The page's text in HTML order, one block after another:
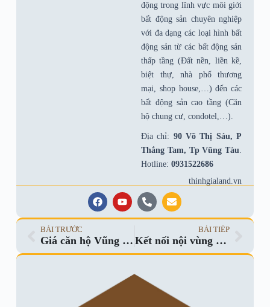
động trong lĩnh vực môi giới
bất động sản chuyên nghiệp
với đa dạng các loại hình bất
động sản từ các bất động sản
thấp tầng (Ðất nền, liền kề,
biệt thự, nhà phố thương
mại, shop house,…) đến các
bất động sản cao tầng (Căn
hộ chung cư, condotel,…).
Địa chỉ: 90 Võ Thị Sáu, P
Thắng Tam, Tp Vũng Tàu.
Hotline: 0931522686
thinhgialand.vn
BÀI TRƯỚC
Giá căn hộ Vũng Tàu cuối năm 2026 sẽ biến động như thế nào?
BÀI TIẾP
Kết nối nội vùng Phường 8 Phường 10: “Chìa khóa” khơi thông dòng vốn BĐS trục 2/9.